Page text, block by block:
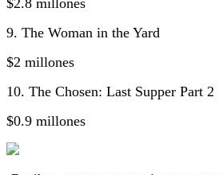
9. The Woman in the Yard
$2 millones
10. The Chosen: Last Supper Part 2
$0.9 millones